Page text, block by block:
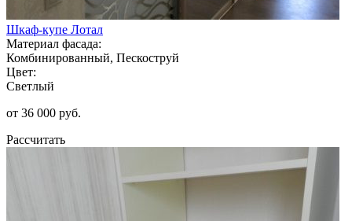
Шкаф-купе Лотал
Материал фасада:
Комбинированный, Пескоструй
Цвет:
Светлый
от 36 000 руб.
Рассчитать